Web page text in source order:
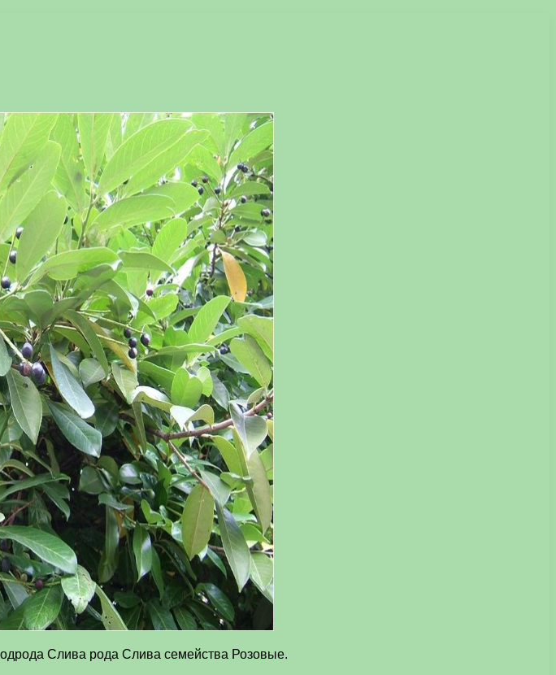
Слива рода Слива семейства Розовые.